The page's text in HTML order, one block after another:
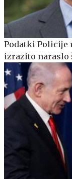
Podatki Policije
izrazito